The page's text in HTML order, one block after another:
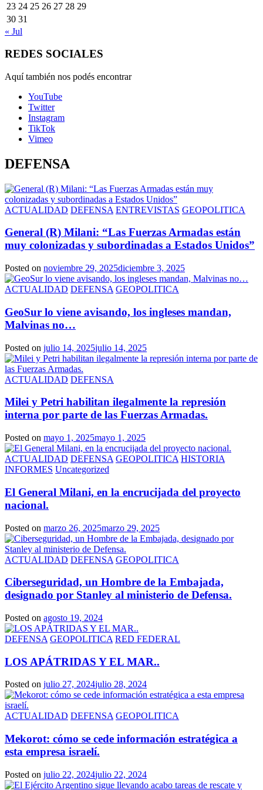
23 24 25 26 27 28 29
30 31
« Jul
REDES SOCIALES
Aquí también nos podés encontrar
YouTube
Twitter
Instagram
TikTok
Vimeo
DEFENSA
ACTUALIDAD DEFENSA ENTREVISTAS GEOPOLITICA
General (R) Milani: “Las Fuerzas Armadas están
muy colonizadas y subordinadas a Estados Unidos”
Posted on noviembre 29, 2025diciembre 3, 2025
ACTUALIDAD DEFENSA GEOPOLITICA
GeoSur lo viene avisando, los ingleses mandan,
Malvinas no…
Posted on julio 14, 2025julio 14, 2025
ACTUALIDAD DEFENSA
Milei y Petri habilitan ilegalmente la represión
interna por parte de las Fuerzas Armadas.
Posted on mayo 1, 2025mayo 1, 2025
ACTUALIDAD DEFENSA GEOPOLITICA HISTORIA
INFORMES Uncategorized
El General Milani, en la encrucijada del proyecto
nacional.
Posted on marzo 26, 2025marzo 29, 2025
ACTUALIDAD DEFENSA GEOPOLITICA
Ciberseguridad, un Hombre de la Embajada,
designado por Stanley al ministerio de Defensa.
Posted on agosto 19, 2024
DEFENSA GEOPOLITICA RED FEDERAL
LOS APÁTRIDAS Y EL MAR..
Posted on julio 27, 2024julio 28, 2024
ACTUALIDAD DEFENSA GEOPOLITICA
Mekorot: cómo se cede información estratégica a
esta empresa israelí.
Posted on julio 22, 2024julio 22, 2024